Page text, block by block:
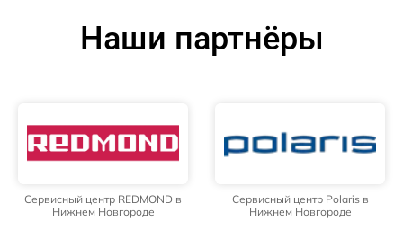
Наши партнёры
Сервисный центр REDMOND в
Нижнем Новгороде
Сервисный центр Polaris в
Нижнем Новгороде